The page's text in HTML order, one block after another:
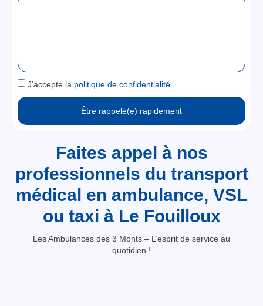
Faites appel à nos
professionnels du transport
médical en ambulance, VSL
ou taxi à Le Fouilloux
Les Ambulances des 3 Monts – L’esprit de service au
quotidien !
J’accepte la politique de confidentialité
Être rappelé(e) rapidement